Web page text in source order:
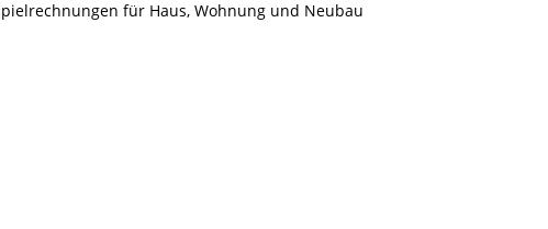
für Haus, Wohnung und Neubau